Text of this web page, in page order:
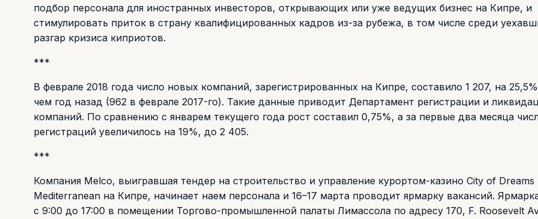
подбор персонала для иностранных инвесторов, открывающих или уже ведущих бизнес на Кипре, и
стимулировать приток в страну квалифицированных кадров из-за рубежа, в том числе среди
разгар кризиса киприотов.
***
В феврале 2018 года число новых компаний, зарегистрированных на Кипре, составило 1 207, на
чем год назад (962 в феврале 2017-го). Такие данные приводит Департамент регистрации и
компаний. По сравнению с январем текущего года рост составил 0,75%, а за первые два месяца
регистраций увеличилось на 19%, до 2 405.
***
Компания Melco, выигравшая тендер на строительство и управление курортом-казино City of Dreams
Mediterranean на Кипре, начинает наем персонала и 16–17 марта проводит ярмарку вакансий.
с 9:00 до 17:00 в помещении Торгово-промышленной палаты Лимассола по адресу 170, F. Roosevelt